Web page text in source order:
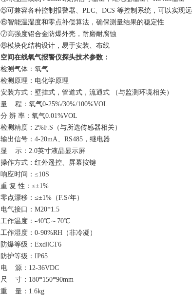
⑤可兼容各种控制报警器、PLC、DCS 等控制系统，可以实现
⑥智能温湿度和零点补偿算法，确保测量结果的稳定性
⑦高强度铝合金防爆外壳，耐磨耐腐蚀
⑧模块化结构设计，易于安装、布线
空间在线氧气报警仪探头技术参数 ：
检测 气体： 氧气
检测原理：电化学原理
安装方式：壁挂式，管道式，流通式
（与监测环境相关）
量
程： 氧气0-25%/30%/100%VOL
分 辨 率： 氧气0.01%VOL
检测 精度： 2%F.S （与所选传感器相关）
输出信号： 4-20mA、RS485，继电器
显
示： 2.0英寸液晶显示屏
操作方式：红外遥控、屏幕按键
响应时间： ≤10S
重 复 性： ≤±1%
零点漂移： ≤±1%（F.S/年）
电气接口 ： M20*1.5
工作温度： -40℃～70℃
工作湿度： 0-90%RH（非冷凝）
防爆等级： ExdⅡCT6
防护等级： IP65
电
源： 12-36VDC
尺
寸： 180*150*90mm
重
量： 1.6kg